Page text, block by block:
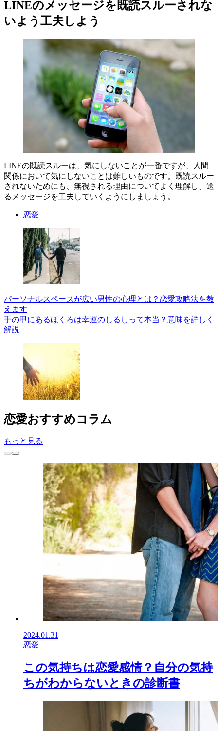
LINEのメッセージを既読スルーされな
いよう工夫しよう
LINEの既読スルーは、気にしないことが一番ですが、人間
関係において気にしないことは難しいものです。既読スルー
されないためにも、無視される理由についてよく理解し、送
るメッセージを工夫していくようにしましょう。
恋愛
パーソナルスペースが広い男性の心理とは？恋愛攻略法を教
えます
手の甲にあるほくろは幸運のしるしって本当？意味を詳しく
解説
恋愛おすすめコラム
もっと見る
2024.01.31
恋愛
この気持ちは恋愛感情？自分の気持
ちがわからないときの診断書